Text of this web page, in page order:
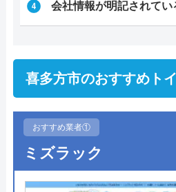
会社情報が明記されてい
喜多方市のおすすめト
おすすめ業者①
ミズラック